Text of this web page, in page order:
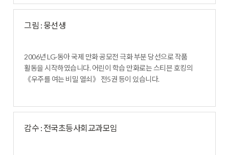
그림 : 뭉선생
2006년 LG·동아 국제 만화 공모전 극화 부분 당선으로 작품
활동을 시작하였습니다. 어린이 학습 만화로는 스티븐 호킹의
《우주를 여는 비밀 열쇠》 전5권 등이 있습니다.
감수 : 전국초등사회교과모임